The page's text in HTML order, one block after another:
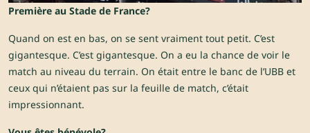
Première au Stade de France?
Quand on est en bas, on se sent vraiment tout petit. C’est
gigantesque. C’est gigantesque. On a eu la chance de voir le
match au niveau du terrain. On était entre le banc de l’UBB et
ceux qui n’étaient pas sur la feuille de match, c’était
impressionnant.